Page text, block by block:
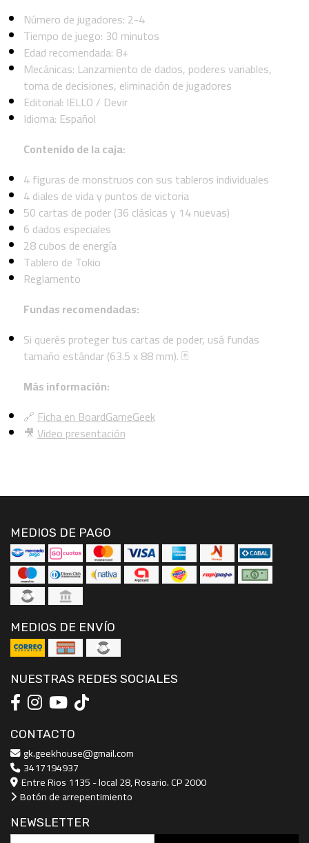
Número de jugadores: 2-4
Tiempo de juego: 30 minutos
Edad recomendada: 8+
Mecánicas: Lanzamiento de dados, poderes variables,
toma de decisiones, eliminación de jugadores
Editorial: IELLO / Devir
Idioma: Español
Contenido de la caja:
4 figuras de monstruos con sus tableros individuales
4 diales de vida y puntos de victoria
50 cartas de poder (36 clásicas y 14 nuevas)
6 dados especiales
28 cubos de energía
Tablero de Tokio
Reglamento
Fundas recomendadas:
Si querés proteger tus cartas de poder, usá fundas
tamaño estándar (63.5 x 88 mm). 🃏
Más información:
🔗Ficha en BoardGameGeek
🎥Video presentación
MEDIOS DE PAGO
MEDIOS DE ENVÍO
NUESTRAS REDES SOCIALES
CONTACTO
gk.geekhouse@gmail.com
3417194937
Entre Rios 1135 - local 28, Rosario. CP 2000
Botón de arrepentimiento
NEWSLETTER